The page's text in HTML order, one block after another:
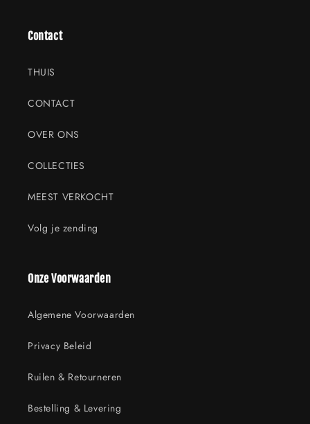
Contact
THUIS
CONTACT
OVER ONS
COLLECTIES
MEEST VERKOCHT
Volg je zending
Onze Voorwaarden
Algemene Voorwaarden
Privacy Beleid
Ruilen & Retourneren
Bestelling & Levering